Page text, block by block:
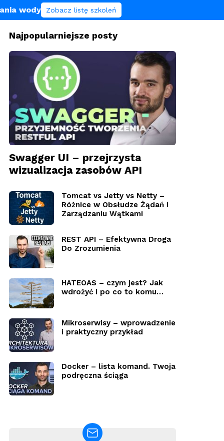
wody Zobacz listę szkoleń
Najpopularniejsze posty
Swagger UI – przejrzysta
wizualizacja zasobów API
Tomcat vs Jetty vs Netty –
Różnice w Obsłudze Żądań i
Zarządzaniu Wątkami
REST API – Efektywna Droga
Do Zrozumienia
HATEOAS – czym jest? Jak
wdrożyć i po co to komu…
Mikroserwisy – wprowadzenie
i praktyczny przykład
Docker – lista komand. Twoja
podręczna ściąga